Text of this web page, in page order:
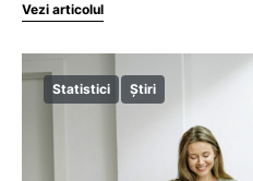
Vezi articolul
Statistici Știri